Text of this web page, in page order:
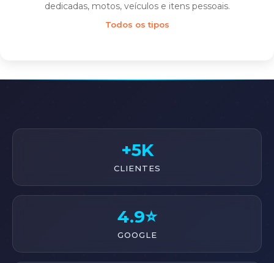
dedicadas, motos, veículos e itens pessoais.
Todos os tipos
+5K
CLIENTES
4.9⭐
GOOGLE